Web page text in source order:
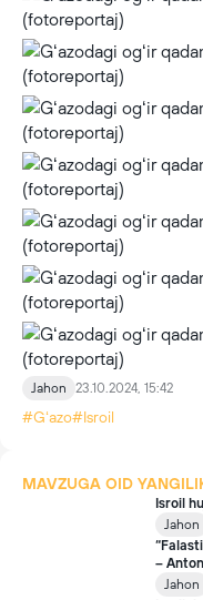
Jahon 23.10.2024, 15:42
#Gʻazo#Isroil
MAVZUGA OID
Isroil
Jahon
–
Jahon